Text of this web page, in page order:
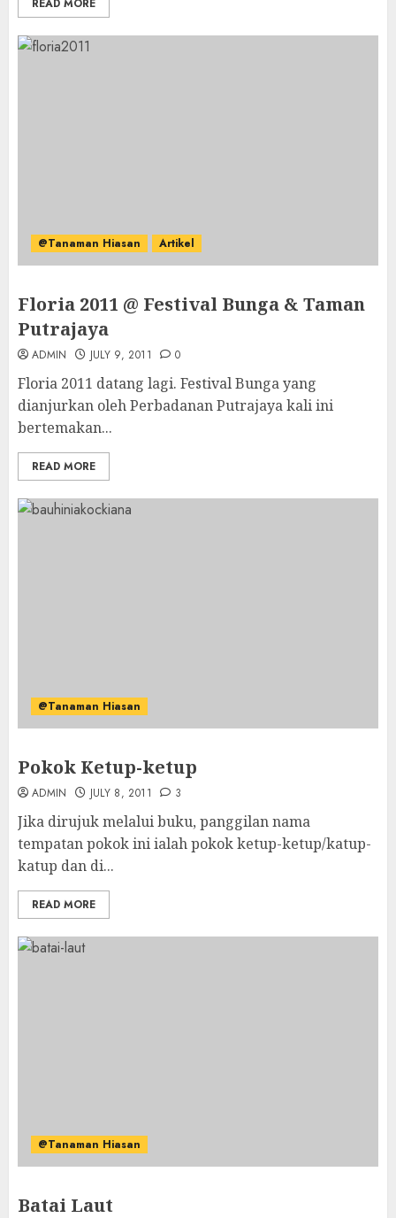
READ MORE
@Tanaman Hiasan Artikel
Floria 2011 @ Festival Bunga & Taman
Putrajaya
ADMIN JULY 9, 2011 0
Floria 2011 datang lagi. Festival Bunga yang
dianjurkan oleh Perbadanan Putrajaya kali ini
bertemakan...
READ MORE
@Tanaman Hiasan
Pokok Ketup-ketup
ADMIN JULY 8, 2011 3
Jika dirujuk melalui buku, panggilan nama
tempatan pokok ini ialah pokok ketup-ketup/katup-
katup dan di...
READ MORE
@Tanaman Hiasan
Batai Laut